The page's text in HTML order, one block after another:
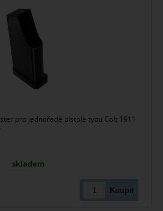
pro jednořadé pistole typu Colt 1911
skladem